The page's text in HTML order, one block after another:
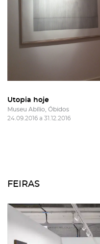
Utopia hoje
Museu Abílio, Óbidos
24.09.2016 a 31.12.2016
FEIRAS